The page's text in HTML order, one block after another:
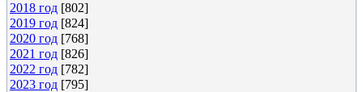
2018 год [802]
2019 год [824]
2020 год [768]
2021 год [826]
2022 год [782]
2023 год [795]